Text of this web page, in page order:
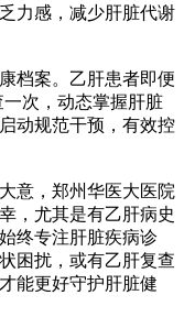
力感，减少肝脏代谢
案。乙肝患者即便
次，动态掌握肝脏
动规范干预，有效控
，郑州华医大医院
，尤其是有乙肝病史
终专注肝脏疾病诊
困扰，或有乙肝复查
能更好守护肝脏健